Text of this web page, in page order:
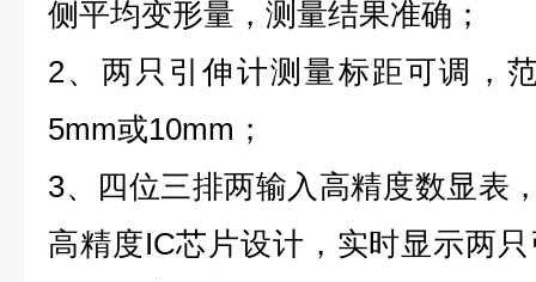
侧平均变形量，测量结果准确；
2、两只引伸计测量标距可调，
5mm或10mm ；
3、四位三排两输入高精度数显表
高精度IC芯片设计，实时显示两